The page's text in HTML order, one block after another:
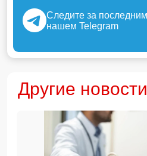
Следите за
нашем Telegram
Другие новости